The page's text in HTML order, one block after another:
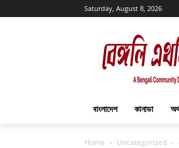
Saturday, August 8, 2026
বাংলাদেশ কানাডা
Home Uncategorized